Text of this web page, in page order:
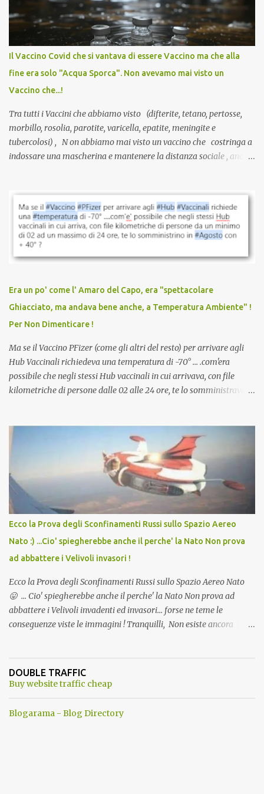
sviluppato in tempi record, con tecnologie mai utilizzate prima su
larga scala, ancora oggetto di studio e di discussione
internazionale serve solo una firma. La tua. Lo si somministra
anche a persone sane, giovani, senza fattori di rischio, spesso già
serve una prescrizione. Non c’è diagnosi. Non c’è presa in carico.
L’unico atto richiesto è una fi...
Il Vaccino Covid che si vantava di essere Vaccino ma che alla
fine era solo "Acqua Sporca". Non avevamo mai visto un
Vaccino che...!
Tra tutti i Vaccini che abbiamo visto (difterite, tetano, pertosse,
morbillo, rosolia, parotite, varicella, epatite, meningite e
tubercolosi) , N on abbiamo mai visto un vaccino che costringa a
indossare una mascherina e mantenere la distanza sociale , anche
vaccinazione. Non avevamo mai sentito parlare di ricompense,
sconti, incentivi per vaccinarsi. Non avevamo mai visto
discriminazioni per coloro che non l’hanno fatto. Se non sei stato
vaccinato, nessuno aveva prima cercato di farti sentire una
persona cattiva. Non avevamo mai visto un vaccino che minacci le
vaccino usato per minacciare i mezzi di sussistenza, il lavoro o la
scuola. Non avevamo mai visto un vaccino che permettesse a un
dodicenne di ignorare il consenso dei genitori. Dopo tutti i vaccini
che abbiamo elencato sopra...
Era un po' come l' Amaro del Capo, era "spettacolare
Ghiacciato, ma andava bene anche, a Temperatura Ambiente" !
Per Non Dimenticare !
Ma se il Vaccino PFizer (come gli altri del resto) per arrivare agli
Hub Vaccinali richiedeva una temperatura di -70° ... .com'era
possibile che negli stessi Hub vaccinali in cui arrivava, con file
kilometriche di persone dalle 02 alle 24 ore, te lo somministravano
Vaccino come: l' Amaro del Capo, era "spettacolare Ghiacciato, ma
andava bene anche, a Temperatura Ambiente"! Riproponiamo
l'articolo per NON Dimenticare!
Ecco la Prova degli Sconfinamenti Russi sullo Spazio Aereo
Nato :) ...Cio' spiegherebbe anche il perche' la Nato Non prova
ad abbattere i Velivoli invasori !
Ecco la Prova degli Sconfinamenti Russi sullo Spazio Aereo Nato
😛 ... Cio' spiegherebbe anche il perche' la Nato Non prova ad
abbattere i Velivoli invadenti ed invasori... forse ne teme le
conseguenze viste le immagini ! Tranquilli, Non esiste ancora
ancora una fantasia Nato o forse una "False Flag", per provocare
una guerra mondiale che difficilmente da menti sane, potrebbe
DOUBLE TRAFFIC
Buy website traffic cheap
Blogarama - Blog Directory